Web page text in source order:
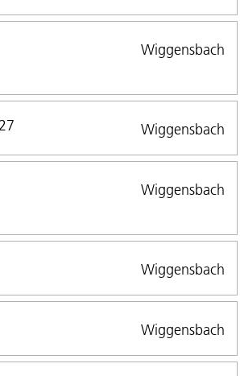
Wiggensbach
Wiggensbach
Wiggensbach
Wiggensbach
Wiggensbach